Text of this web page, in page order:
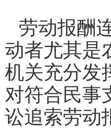
劳动报酬
动者尤其是
机关充分发
对符合民事
讼追索劳动